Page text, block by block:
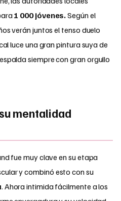
1 000 jóvenes.Según el
verán juntos el tenso duelo
luce una gran pintura suya de
siempre con gran orgullo
mentalidad
fue muy clave en su etapa
y combinó esto con su
. Ahora intimida fácilmente a los